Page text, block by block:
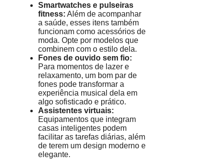
Smartwatches e pulseiras
fitness: Além de acompanhar
a saúde, esses itens também
funcionam como acessórios de
moda. Opte por modelos que
combinem com o estilo dela.
Fones de ouvido sem fio:
Para momentos de lazer e
relaxamento, um bom par de
fones pode transformar a
experiência musical dela em
algo sofisticado e prático.
Assistentes virtuais:
Equipamentos que integram
casas inteligentes podem
facilitar as tarefas diárias, além
de terem um design moderno e
elegante.